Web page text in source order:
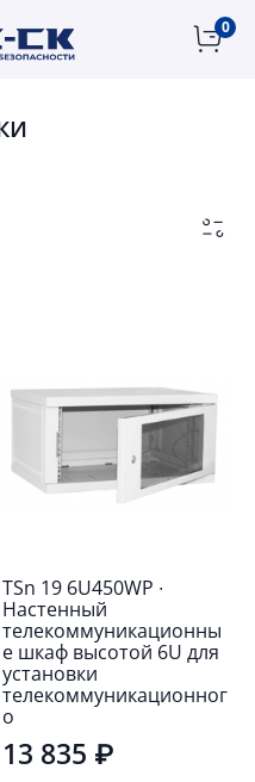
0
СКС
TSn 19 6U450WP ∙
Настенный
телекоммуникационны
е шкаф высотой 6U для
установки
телекоммуникационног
о
13 835 ₽